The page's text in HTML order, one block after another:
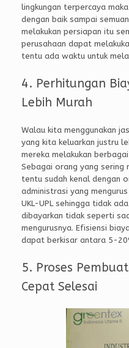
lingkungan terpercaya
dengan baik sampai
melakukan persiapan itu
perusahaan dapat
tentu ada waktu untuk
4. Perhitungan
Lebih Murah
Walau kita menggunakan
yang kita keluarkan justru
mereka melakukan
Sebagai orang yang sering
tentu sudah kenal dengan
administrasi yang
UKL-UPL sehingga tidak
dibayarkan tidak seperti
mengurusnya. Efisiensi
dapat berkisar antara 5-
5. Proses
Cepat Selesai